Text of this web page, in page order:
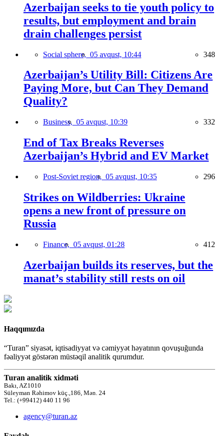
Azerbaijan seeks to tie youth policy to
results, but employment and brain
drain challenges persist
Social sphere, 05 avqust, 10:44 348
Azerbaijan’s Utility Bill: Citizens Are
Paying More, but Can They Demand
Quality?
Business, 05 avqust, 10:39 332
End of Tax Breaks Reverses
Azerbaijan’s Hybrid and EV Market
Post-Soviet region, 05 avqust, 10:35 296
Strikes on Wildberries: Ukraine
opens a new front of pressure on
Russia
Finance, 05 avqust, 01:28 412
Azerbaijan builds its reserves, but the
manat’s stability still rests on oil
Haqqımızda
“Turan” siyasət, iqtisadiyyat və cəmiyyət həyatının qovuşuğunda
fəaliyyət göstərən müstəqil analitik qurumdur.
Turan analitik xidməti
Bakı, AZ1010
Süleyman Rəhimov küç.,186, Mən. 24
Tel.: (+99412) 440 11 96
agency@turan.az